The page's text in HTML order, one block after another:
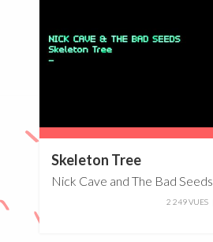
Skeleton Tree
Nick Cave and The Bad Seeds
2 249 VUES